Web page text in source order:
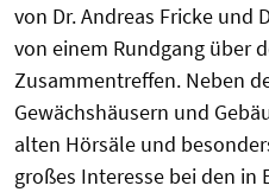
von Dr. Andreas Fricke und
von einem Rundgang über
Zusammentreffen. Neben
Gewächshäusern und
alten Hörsäle und
großes Interesse bei den in